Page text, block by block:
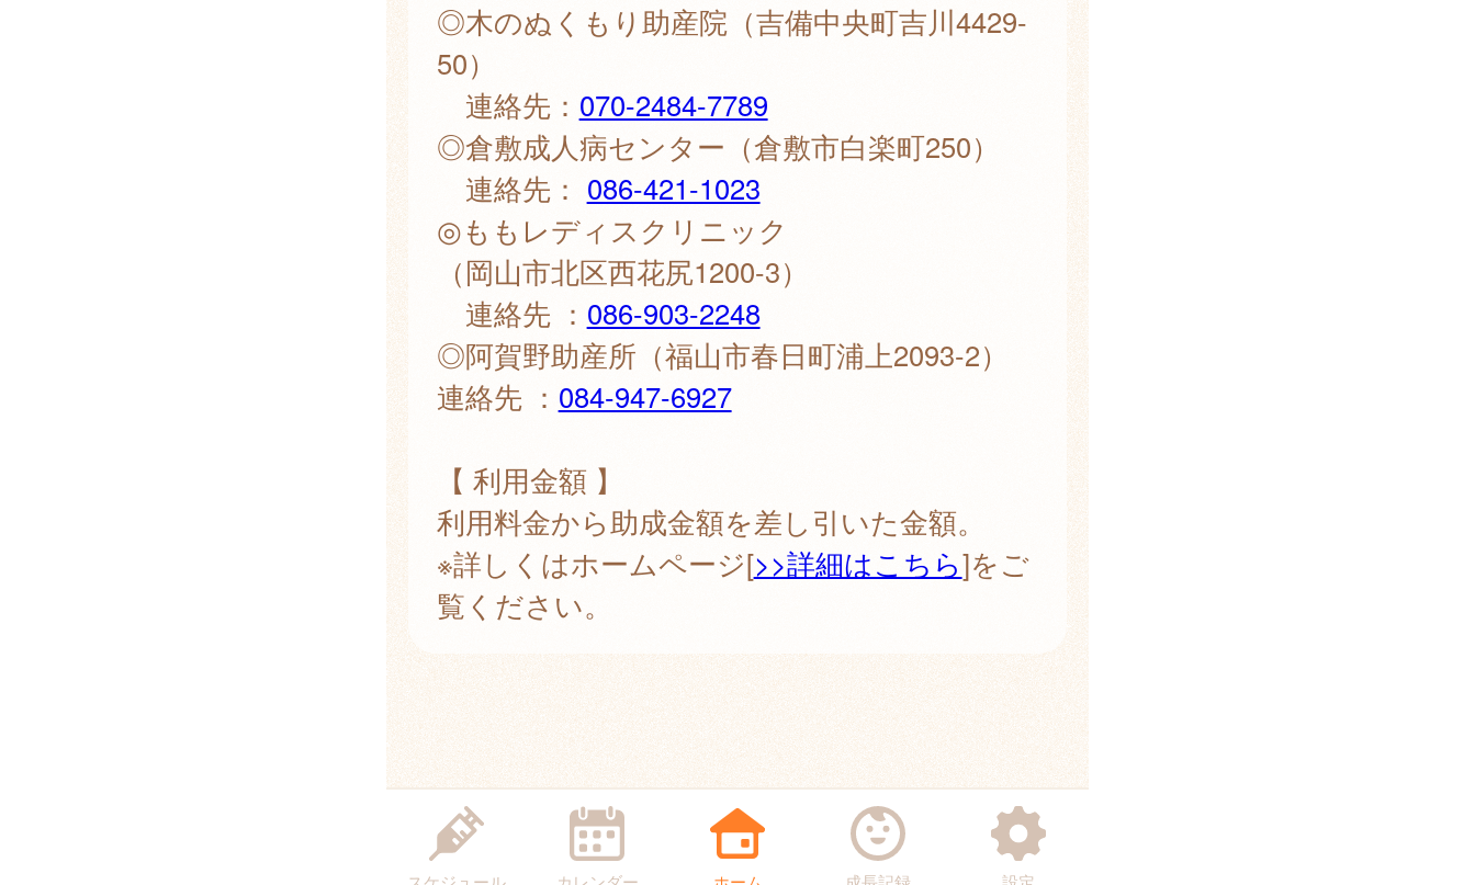
◎木のぬくもり助産院（吉備中央町吉川4429-
50）
連絡先： 070-2484-7789
◎倉敷成人病センター（倉敷市白楽町250）
連絡先： 086-421-1023
◎ももレディスクリニック
（岡山市北区西花尻1200-3）
連絡先 ： 086-903-2248
◎阿賀野助産所（福山市春日町浦上2093-2）
連絡先 ： 084-947-6927
【 利用金額 】
利用料金から助成金額を差し引いた金額。
※詳しくはホームページ[>>詳細はこちら]をご
覧ください。